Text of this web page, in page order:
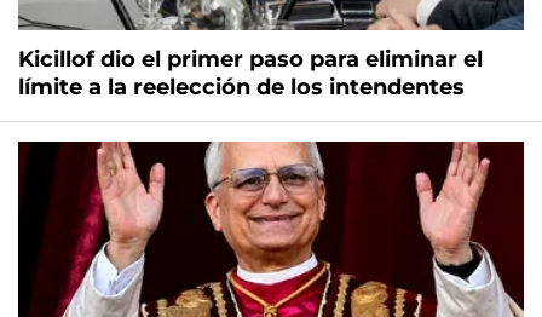
Kicillof dio el primer paso para eliminar el
límite a la reelección de los intendentes